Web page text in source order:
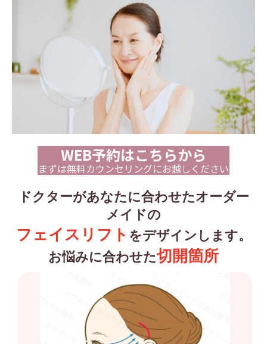
WEB予約はこちらから
まずは無料カウンセリングにお越しください
ドクターがあなたに合わせたオーダー
メイドの
フェイスリフト をデザインします。
お悩みに合わせた切開箇所